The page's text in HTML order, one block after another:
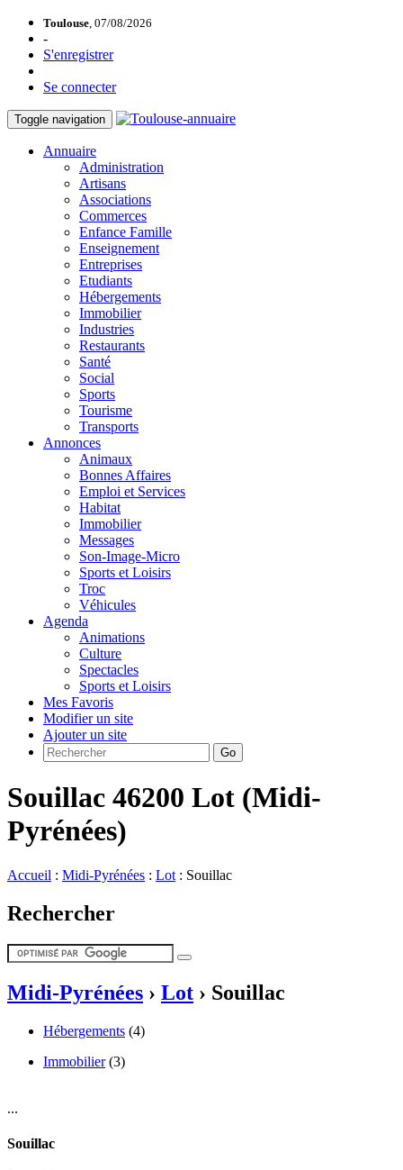
Toulouse, 07/08/2026
-
S'enregistrer
Se connecter
Toggle navigation
Annuaire
Administration
Artisans
Associations
Commerces
Enfance Famille
Enseignement
Entreprises
Etudiants
Hébergements
Immobilier
Industries
Restaurants
Santé
Social
Sports
Tourisme
Transports
Annonces
Animaux
Bonnes Affaires
Emploi et Services
Habitat
Immobilier
Messages
Son-Image-Micro
Sports et Loisirs
Troc
Véhicules
Agenda
Animations
Culture
Spectacles
Sports et Loisirs
Mes Favoris
Modifier un site
Ajouter un site
Go
Souillac 46200 Lot (Midi-
Pyrénées)
Accueil : Midi-Pyrénées : Lot : Souillac
Rechercher
Midi-Pyrénées › Lot › Souillac
Hébergements (4)
Immobilier (3)
...
Souillac